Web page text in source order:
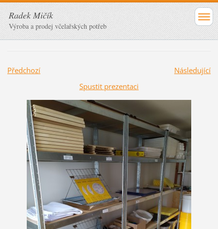
Radek Mičík
Výroba a prodej včelařských potřeb
Předchozí
Následující
Spustit prezentaci